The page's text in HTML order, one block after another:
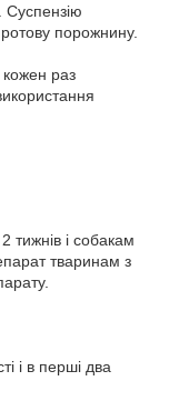
Суспензію
порожнину.
кожен раз
тижнів і собакам
тваринам з
і в перші два